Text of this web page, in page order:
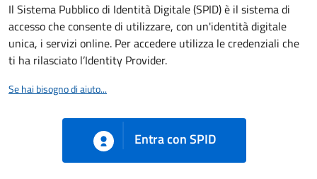
Il Sistema Pubblico di Identità Digitale (SPID) è il sistema di
accesso che consente di utilizzare, con un'identità digitale
unica, i servizi online. Per accedere utilizza le credenziali che
ti ha rilasciato l’Identity Provider.
Se hai bisogno di aiuto...
Entra con SPID